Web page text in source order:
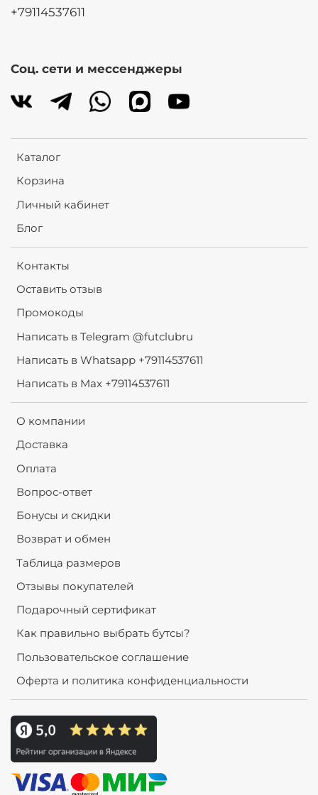
Каталог
Корзина
Личный кабинет
Блог
Контакты
Оставить отзыв
Промокоды
Написать в Telegram @futclubru
Написать в Whatsapp +79114537611
Написать в Max +79114537611
О компании
Доставка
Оплата
Вопрос-ответ
Бонусы и скидки
Возврат и обмен
Таблица размеров
Отзывы покупателей
Подарочный сертификат
Как правильно выбрать бутсы?
Пользовательское соглашение
Оферта и политика конфиденциальности
+79114537611
Соц. сети и мессенджеры